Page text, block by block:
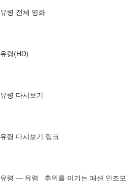
유령 전체 영화
유령(HD)
유령 다시보기
유령 다시보기 링크
유령 — 유령 _추위를 이기는 패션 인조모